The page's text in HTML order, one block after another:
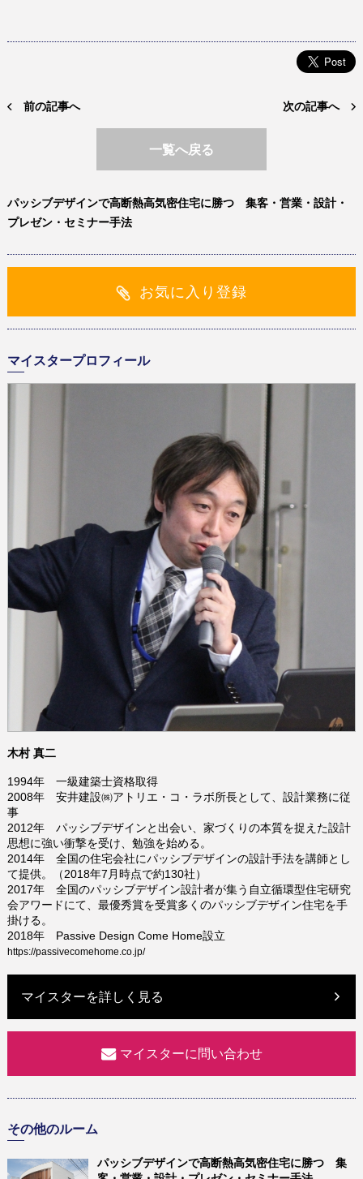
前の記事へ 次の記事へ
一覧へ戻る
パッシブデザインで高断熱高気密住宅に勝つ 集客・営業・設計・
プレゼン・セミナー手法
お気に入り登録
マイスタープロフィール
木村 真二
1994年 一級建築士資格取得
2008年 安井建設㈱アトリエ・コ・ラボ所長として、設計業務に従
事
2012年 パッシブデザインと出会い、家づくりの本質を捉えた設計
思想に強い衝撃を受け、勉強を始める。
2014年 全国の住宅会社にパッシブデザインの設計手法を講師とし
て提供。（2018年7月時点で約130社）
2017年 全国のパッシブデザイン設計者が集う自立循環型住宅研究
会アワードにて、最優秀賞を受賞多くのパッシブデザイン住宅を手
掛ける。
2018年 Passive Design Come Home設立
https://passivecomehome.co.jp/
マイスターを詳しく見る
マイスターに問い合わせ
その他のルーム
パッシブデザインで高断熱高気密住宅に勝つ 集